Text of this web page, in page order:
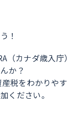
！
（カナダ歳入庁）
か？
税をわかりやす
ください。